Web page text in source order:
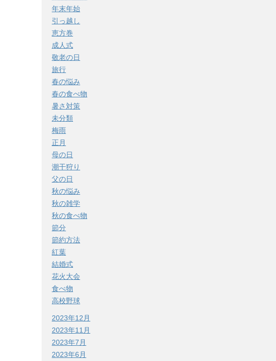
年末年始
引っ越し
恵方巻
成人式
敬老の日
旅行
春の悩み
春の食べ物
暑さ対策
未分類
梅雨
正月
母の日
潮干狩り
父の日
秋の悩み
秋の雑学
秋の食べ物
節分
節約方法
紅葉
結婚式
花火大会
食べ物
高校野球
2023年12月
2023年11月
2023年7月
2023年6月